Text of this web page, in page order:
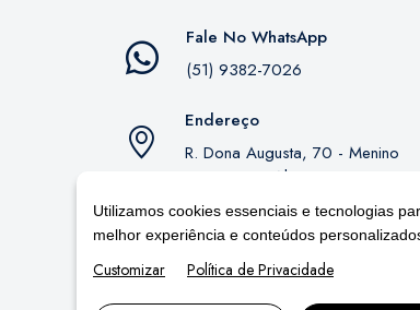
Fale No WhatsApp
(51) 9382-7026
Endereço
R. Dona Augusta, 70 - Menino
Deus, Porto Alegre - RS,
90850-130
Utilizamos cookies essenciais e tecnologias
melhor experiência e conteúdos
Customizar Política de Privacidade